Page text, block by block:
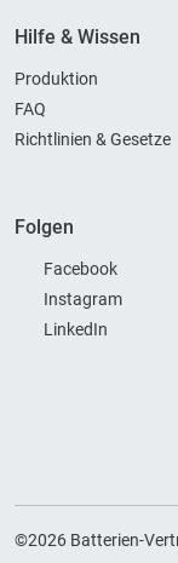
Hilfe & Wissen
Produktion
FAQ
Richtlinien & Gesetze
Folgen
Facebook
Instagram
LinkedIn
©2026 Batterien-